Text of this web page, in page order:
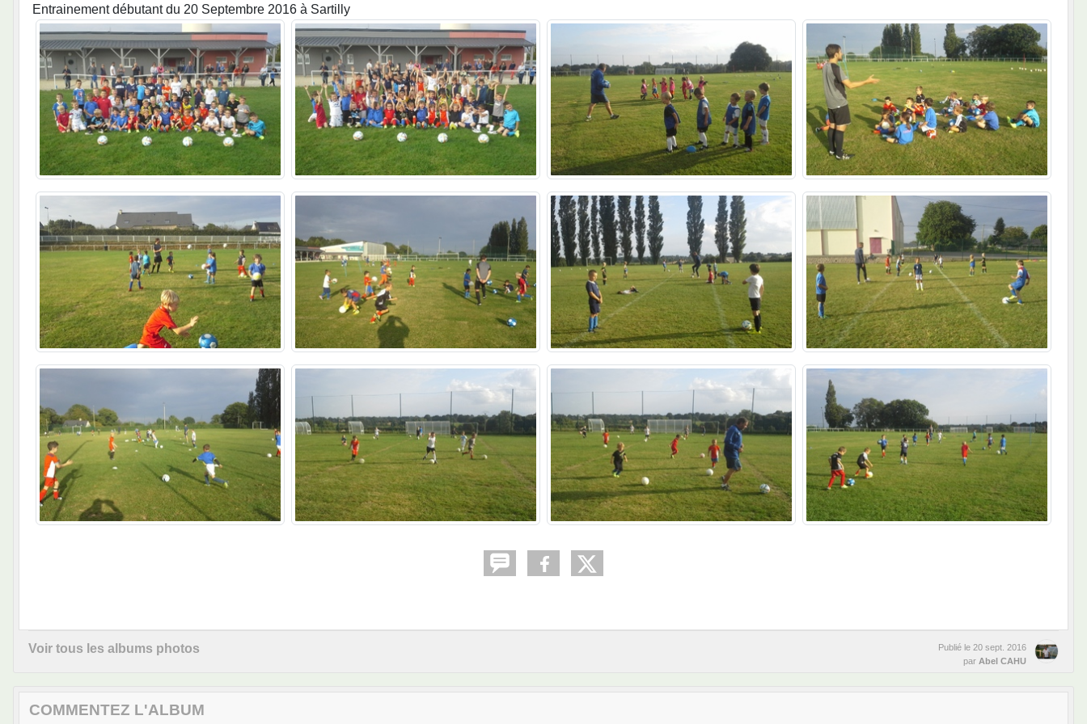
Entrainement débutant du 20 Septembre 2016 à Sartilly
Voir tous les albums photos Publié le 20 sept. 2016
par Abel CAHU
COMMENTEZ L'ALBUM